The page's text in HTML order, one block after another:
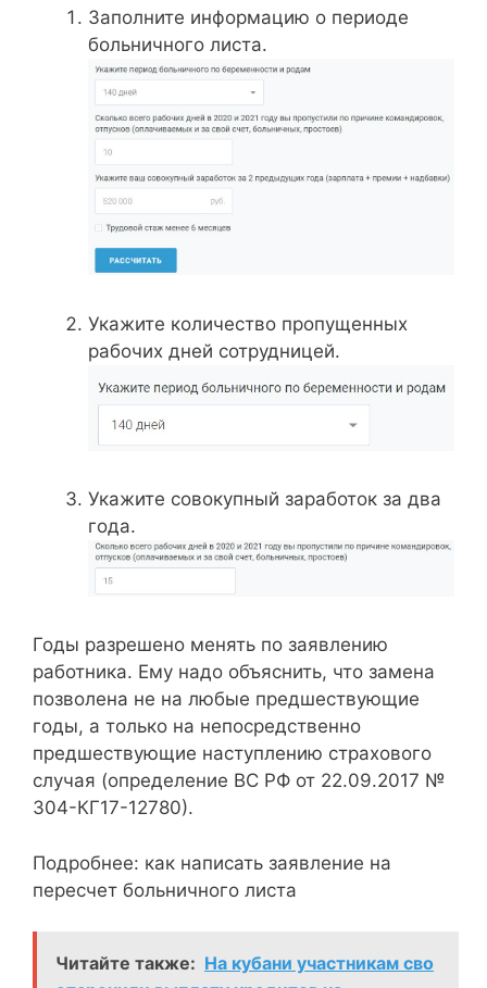
Заполните информацию о периоде
больничного листа.
Укажите количество пропущенных
рабочих дней сотрудницей.
Укажите совокупный заработок за два
года.
Годы разрешено менять по заявлению
работника. Ему надо объяснить, что замена
позволена не на любые предшествующие
годы, а только на непосредственно
предшествующие наступлению страхового
случая (определение ВС РФ от 22.09.2017 №
304-КГ17-12780).
Подробнее: как написать заявление на
пересчет больничного листа
Читайте также: На кубани участникам сво